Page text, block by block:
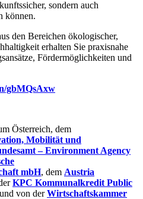
sondern auch
können.
den Bereichen ökologischer,
erhalten Sie praxisnahe
Fördermöglichkeiten und
gbMQsAxw
Österreich, dem
Mobilität und
– Environment Agency
mbH, dem Austria
KPC Kommunalkredit Public
von derWirtschaftskammer